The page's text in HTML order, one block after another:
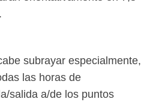
subrayar especialmente,
las horas de
salida a/de los puntos